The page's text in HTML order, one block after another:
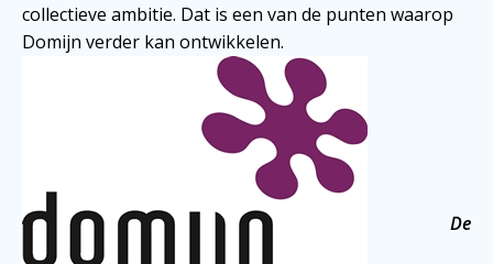
collectieve ambitie. Dat is een van de punten waarop
Domijn verder kan ontwikkelen.
De